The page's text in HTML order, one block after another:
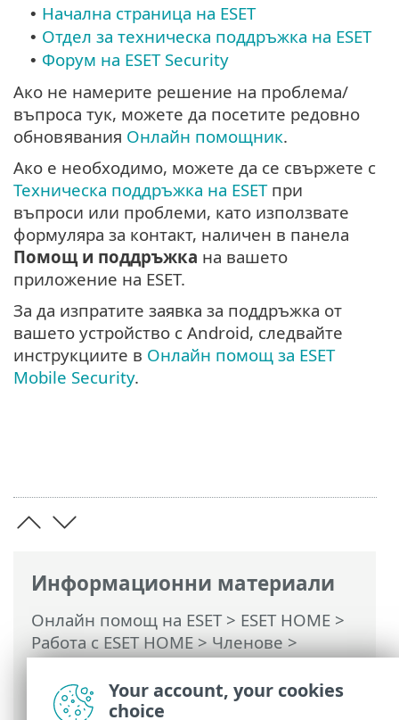
Информационни материали
Онлайн помощ на ESET> ESET HOME >
Работа с ESET HOME>Членове>
Функции на ESET, присвоени на член>
Anti-Theft > Често задавани въпроси за
Anti-Theft
• Начална страница на ESET
• Отдел за техническа поддръжка на ESET
• Форум на ESET Security
Ако не намерите решение на проблема/
въпроса тук, можете да посетите редовно
обновявания Онлайн помощник.
Ако е необходимо, можете да се свържете с
Техническа поддръжка на ESETпри
въпроси или проблеми, като използвате
формуляра за контакт, наличен в панела
Помощ и поддръжка на вашето
приложение на ESET.
За да изпратите заявка за поддръжка от
вашето устройство с Android, следвайте
инструкциите в Онлайн помощ за ESET
Mobile Security.
Your account, your cookies
choice